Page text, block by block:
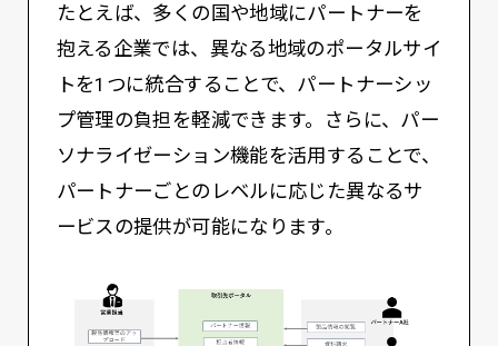
たとえば、多くの国や地域にパートナーを
抱える企業では、異なる地域のポータルサイ
トを1つに統合することで、パートナーシッ
プ管理の負担を軽減できます。さらに、パー
ソナライゼーション機能を活用することで、
パートナーごとのレベルに応じた異なるサ
ービスの提供が可能になります。